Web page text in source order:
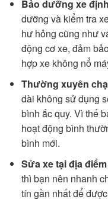
Bảo dưỡng xe
dưỡng và kiểm tra
hư hỏng cũng như
động cơ xe, đảm
hợp xe không nổ
Thường xuyên
dài không sử dụng
bình ắc quy. Vì thế
hoạt động bình
bình mới.
Sửa xe tại địa
thì bạn nên nhanh
tín gần nhất để